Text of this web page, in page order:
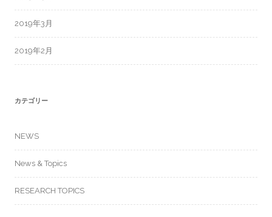
2019年3月
2019年2月
カテゴリー
NEWS
News & Topics
RESEARCH TOPICS